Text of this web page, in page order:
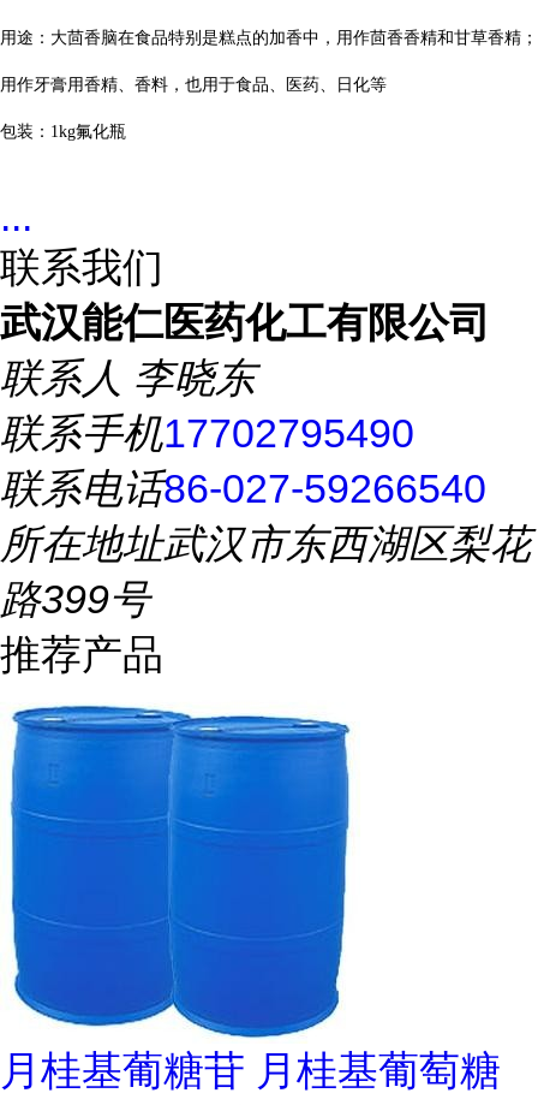
用途：大茴香脑在食品特别是糕点的加香中，用作茴香香精和甘草香精；
用作牙膏用香精、香料，也用于食品、医药、日化等
包装： 1kg氟化瓶
...
联系我们
武汉能仁医药化工有限公司
联系人 李晓东
联系手机17702795490
联系电话86-027-59266540
所在地址武汉市东西湖区梨花
路399号
推荐产品
月桂基葡糖苷 月桂基葡萄糖